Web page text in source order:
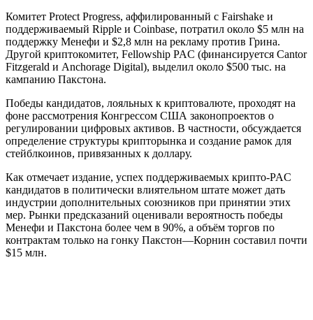
Комитет Protect Progress, аффилированный с Fairshake и
поддерживаемый Ripple и Coinbase, потратил около $5 млн на
поддержку Менефи и $2,8 млн на рекламу против Грина.
Другой криптокомитет, Fellowship PAC (финансируется Cantor
Fitzgerald и Anchorage Digital), выделил около $500 тыс. на
кампанию Пакстона.
Победы кандидатов, лояльных к криптовалюте, проходят на
фоне рассмотрения Конгрессом США законопроектов о
регулировании цифровых активов. В частности, обсуждается
определение структуры крипторынка и создание рамок для
стейблкоинов, привязанных к доллару.
Как отмечает издание, успех поддерживаемых крипто-PAC
кандидатов в политически влиятельном штате может дать
индустрии дополнительных союзников при принятии этих
мер. Рынки предсказаний оценивали вероятность победы
Менефи и Пакстона более чем в 90%, а объём торгов по
контрактам только на гонку Пакстон—Корнин составил почти
$15 млн.